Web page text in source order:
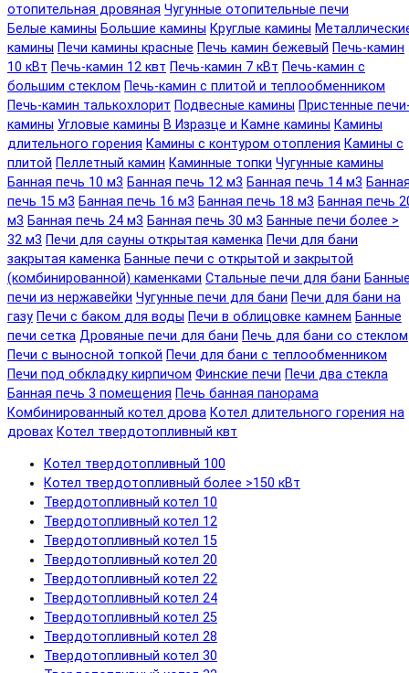
отопительная дровяная Чугунные отопительные печи
Белые камины Большие камины Круглые камины
камины Печи камины красные Печь камин бежевый Печь-камин
10 кВт Печь-камин 12 квт Печь-камин 7 кВт Печь-камин с
большим стеклом Печь-камин с плитой и теплообменником
Печь-камин талькохлорит Подвесные камины Пристенные
камины Угловые камины В Изразце и Камне камины Камины
длительного горения Камины с контуром отопления Камины с
плитой Пеллетный камин Каминные топки Чугунные камины
Банная печь 10 м3 Банная печь 12 м3 Банная печь 14 м3
печь 15 м3 Банная печь 16 м3 Банная печь 18 м3 Банная печь
м3 Банная печь 24 м3 Банная печь 30 м3 Банные печи более >
32 м3 Печи для сауны открытая каменка Печи для бани
закрытая каменка Банные печи с открытой и закрытой
(комбинированной) каменками Стальные печи для бани
печи из нержавейки Чугунные печи для бани Печи для бани на
газу Печи с баком для воды Печи в облицовке камнем Банные
печи сетка Дровяные печи для бани Печь для бани со стеклом
Печи с выносной топкой Печи для бани с теплообменником
Печи под обкладку кирпичом Финские печи Печи два стекла
Банная печь 3 помещения Печь банная панорама
Комбинированный котел дрова Котел длительного горения на
дровах Котел твердотопливный квт
Котел твердотопливный 100
Котел твердотопливный более >150 кВт
Твердотопливный котел 10
Твердотопливный котел 12
Твердотопливный котел 15
Твердотопливный котел 20
Твердотопливный котел 22
Твердотопливный котел 24
Твердотопливный котел 25
Твердотопливный котел 28
Твердотопливный котел 30